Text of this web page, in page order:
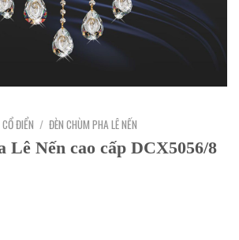
ĐIỂN / ĐÈN CHÙM PHA LÊ NẾN
Lê Nến cao cấp DCX5056/8